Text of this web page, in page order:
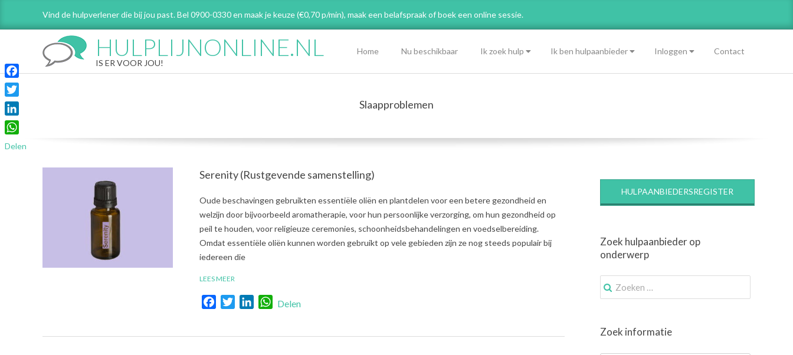
Vind de hulpverlener die bij jou past. Bel 0900-0330 en maak je keuze (€0,70 p/min), maak een belafspraakof boek een online sessie.
HULPLIJNONLINE.NL
IS ER VOOR JOU!
Menu
Home Nu beschikbaar Ik zoek hulp Ik ben hulpaanbieder Inloggen Contact
Slaapproblemen
Serenity (Rustgevende samenstelling)
2021-
08-
Oude beschavingen gebruikten essentiële oliën en plantdelen voor een betere gezondheid en
welzijn door bijvoorbeeld aromatherapie, voor hun persoonlijke verzorging, om hun gezondheid op
peil te houden, voor religieuze ceremonies, schoonheidsbehandelingen en voedselbereiding.
Omdat essentiële oliën kunnen worden gebruikt op vele gebieden zijn ze nog steeds populair bij
iedereen die
LEES MEER
FacebookTwitterLinkedInWhatsApp
Delen
HULPAANBIEDERSREGISTER
Zoek hulpaanbieder op
onderwerp
Zoek
naar:
Zoek informatie
Facebook
Twitter
LinkedIn
WhatsApp
Delen